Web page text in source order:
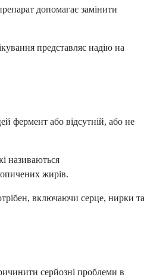
допомагає замінити
представляє надію на
фермент або відсутній, або не
називаються
жирів.
включаючи серце, нирки та
серйозні проблеми в